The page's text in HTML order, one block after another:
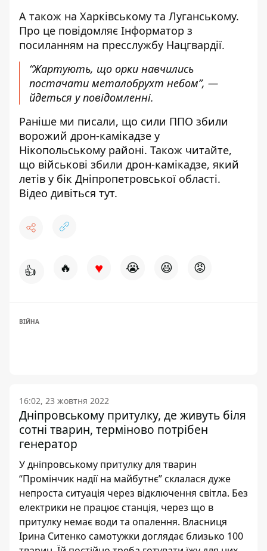
А також на Харківському та Луганському.
Про це повідомляє Інформатор з
посиланням на пресслужбу Нацгвардії.
“Жартують, що орки навчились
постачати металобрухт небом”, —
йдеться у повідомленні.
Раніше ми писали, що сили ППО збили
ворожий дрон-камікадзе у
Нікопольському районі. Також читайте,
що військові збили дрон-камікадзе, який
летів у бік Дніпропетровської області.
Відео дивіться тут.
👍 🔥 ♥ 😭 😆 😡
ВІЙНА
16:02, 23 жовтня 2022
Дніпровському притулку, де живуть біля
сотні тварин, терміново потрібен
генератор
У дніпровському притулку для тварин
“Промінчик надії на майбутнє” склалася дуже
непроста ситуація через відключення світла. Без
електрики не працює станція, через що в
притулку немає води та опалення. Власниця
Ірина Ситенко самотужки доглядає близько 100